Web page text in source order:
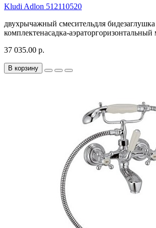
Kludi Adlon 512110520
двухрычажный смесительдля бидезаглушка
комплектенасадка-
37 035.00 р.
В корзину